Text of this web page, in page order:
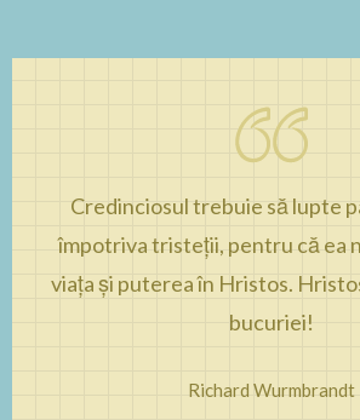
Credinciosul trebuie să lupte
împotriva tristeții, pentru că ea
viața și puterea în Hristos.
bucuriei!
Richard Wurmbrandt